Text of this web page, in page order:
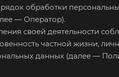
обработки
— Оператор).
своей деятельности
частной жизни,
данных (далее —